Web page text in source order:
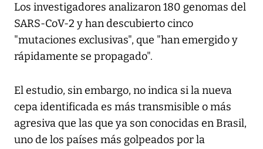
Los investigadores analizaron 180 genomas del
SARS-CoV-2 y han descubierto cinco
"mutaciones exclusivas", que "han emergido y
rápidamente se propagado".
El estudio, sin embargo, no indica si la nueva
cepa identificada es más transmisible o más
agresiva que las que ya son conocidas en Brasil,
uno de los países más golpeados por la